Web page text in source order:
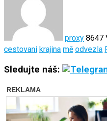
proxy 8647
cestovani krajina mě odvezla
Sledujte náš: